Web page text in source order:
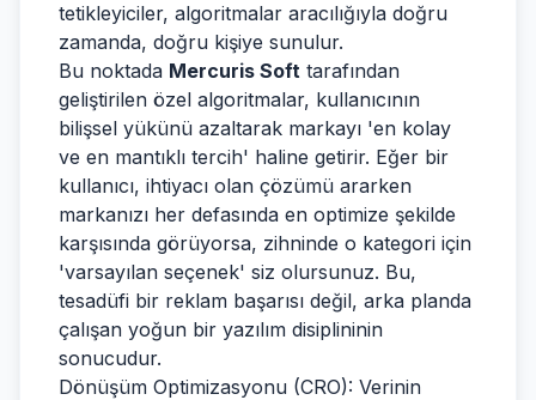
tetikleyiciler, algoritmalar aracılığıyla doğru
zamanda, doğru kişiye sunulur.
Bu noktada Mercuris Soft tarafından
geliştirilen özel algoritmalar, kullanıcının
bilişsel yükünü azaltarak markayı 'en kolay
ve en mantıklı tercih' haline getirir. Eğer bir
kullanıcı, ihtiyacı olan çözümü ararken
markanızı her defasında en optimize şekilde
karşısında görüyorsa, zihninde o kategori için
'varsayılan seçenek' siz olursunuz. Bu,
tesadüfi bir reklam başarısı değil, arka planda
çalışan yoğun bir yazılım disiplininin
sonucudur.
Dönüşüm Optimizasyonu (CRO): Verinin